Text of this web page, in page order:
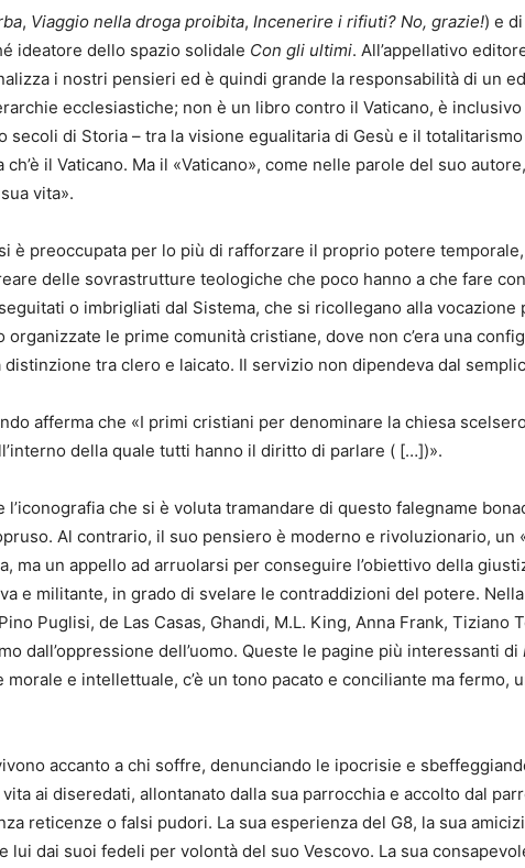
, Viaggio nella droga proibita, Incenerire i rifiuti? No, grazie!) e
ideatore dello spazio solidale Con gli ultimi. All’appellativo
i nostri pensieri ed è quindi grande la responsabilità di un
ecclesiastiche; non è un libro contro il Vaticano, è
secoli di Storia – tra la visione egualitaria di Gesù e il
il Vaticano. Ma il «Vaticano», come nelle parole del suo
vita».
è preoccupata per lo più di rafforzare il proprio potere
delle sovrastrutture teologiche che poco hanno a che fare
o imbrigliati dal Sistema, che si ricollegano alla vocazione
le prime comunità cristiane, dove non c’era una
tra clero e laicato. Il servizio non dipendeva dal
afferma che «I primi cristiani per denominare la chiesa
della quale tutti hanno il diritto di parlare ( […])».
che si è voluta tramandare di questo falegname
Al contrario, il suo pensiero è moderno e rivoluzionario, un
un appello ad arruolarsi per conseguire l’obiettivo della
e militante, in grado di svelare le contraddizioni del potere.
Puglisi, de Las Casas, Ghandi, M.L. King, Anna Frank, Tiziano
dall’oppressione dell’uomo. Queste le pagine più interessanti di
e intellettuale, c’è un tono pacato e conciliante ma fermo,
accanto a chi soffre, denunciando le ipocrisie e
ai diseredati, allontanato dalla sua parrocchia e accolto dal
reticenze o falsi pudori. La sua esperienza del G8, la sua
lui dai suoi fedeli per volontà del suo Vescovo. La sua